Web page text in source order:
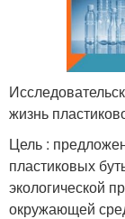
жизнь
Цель :
пластиковых
экологической
окружающей